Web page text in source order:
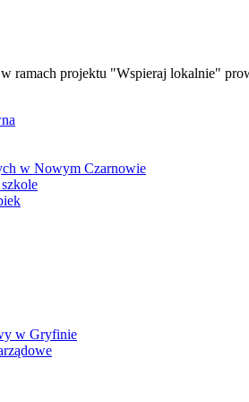
w ramach projektu "Wspieraj lokalnie"